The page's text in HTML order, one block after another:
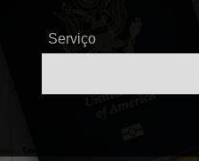
Serviço